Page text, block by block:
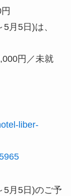
月5日)は、
円／未就
liber-
5月5日)のご予